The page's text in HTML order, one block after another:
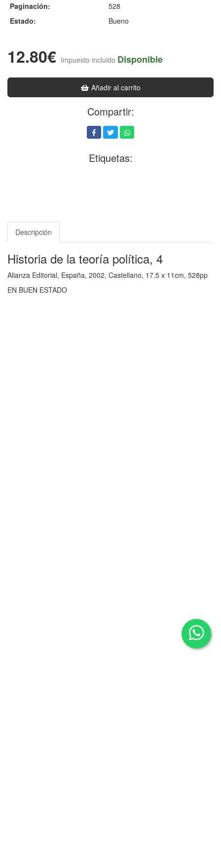
Paginación:
528
Estado:
Bueno
12.80€ Impuesto incluido Disponible
Añadir al carrito
Compartir:
Etiquetas:
Descripción
Historia de la teoría política, 4
Alianza Editorial, España, 2002, Castellano, 17.5 x 11cm, 528pp
EN BUEN ESTADO